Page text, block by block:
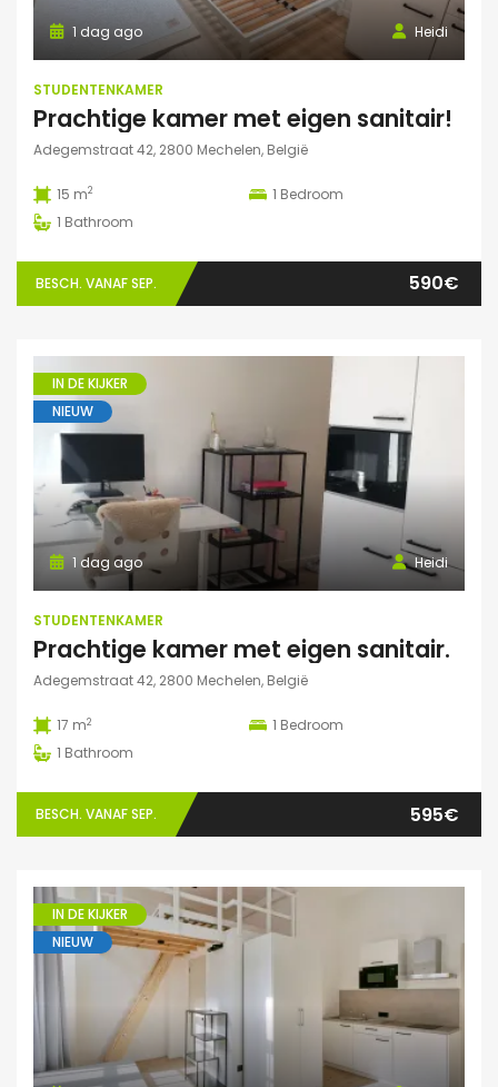
Heidi
1 dag ago
STUDENTENKAMER
Prachtige kamer met eigen sanitair!
Adegemstraat 42, 2800 Mechelen, België
15 m2 1 Bedroom
1 Bathroom
BESCH. VANAF SEP. 590€
IN DE KIJKER
NIEUW
Heidi
1 dag ago
STUDENTENKAMER
Prachtige kamer met eigen sanitair.
Adegemstraat 42, 2800 Mechelen, België
17 m2 1 Bedroom
1 Bathroom
BESCH. VANAF SEP. 595€
IN DE KIJKER
NIEUW